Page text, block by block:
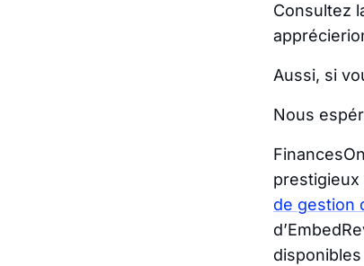
Consultez
Aussi, si
Nous
prestigieux
de gestion